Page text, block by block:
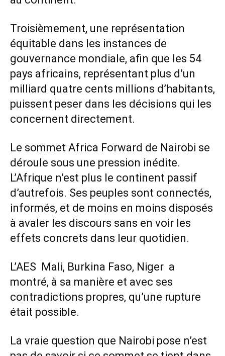
Troisièmement, une représentation
équitable dans les instances de
gouvernance mondiale, afin que les 54
pays africains, représentant plus d’un
milliard quatre cents millions d’habitants,
puissent peser dans les décisions qui les
concernent directement.
Le sommet Africa Forward de Nairobi se
déroule sous une pression inédite.
L’Afrique n’est plus le continent passif
d’autrefois. Ses peuples sont connectés,
informés, et de moins en moins disposés
à avaler les discours sans en voir les
effets concrets dans leur quotidien.
L’AES Mali, Burkina Faso, Niger a
montré, à sa manière et avec ses
contradictions propres, qu’une rupture
était possible.
La vraie question que Nairobi pose n’est